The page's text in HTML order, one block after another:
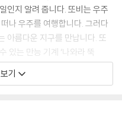
인지 알려 줍니다. 또비는 우주
나 우주를 여행합니다. 그러다
아름다운 지구를 만납니다. 또
있는 만능 기계 ‘나와라 뚝
니다. 이처럼 쉽게 얻은 물건들
아 또비네 집은 온통 쓰레기로
기